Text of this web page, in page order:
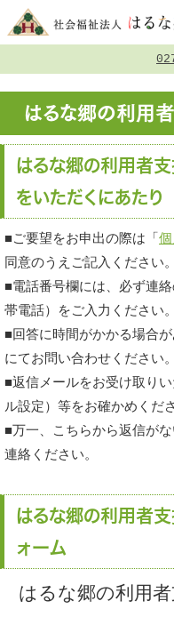
はるな郷の利用
はるな郷の利用者
をいただくにあたり
■ご要望をお申出の際は「
同意のうえご記入ください。
■電話番号欄には、必ず連
帯電話）をご入力ください。
■回答に時間がかかる場合
にてお問い合わせください。
■返信メールをお受け取り
ル設定）等をお確かめくださ
■万一、こちらから返信が
連絡ください。
はるな郷の利用者
ォーム
はるな郷の利用